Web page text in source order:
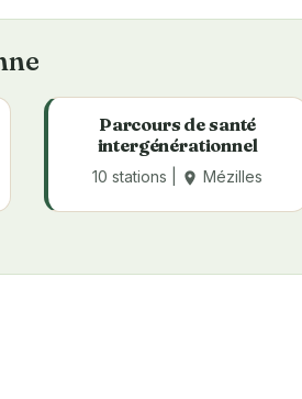
Parcours de santé
intergénérationnel
10 stations | place Mézilles